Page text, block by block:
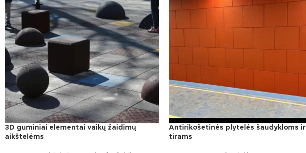
3D guminiai elementai vaikų žaidimų
aikštelėms
Antirikošetinės plytelės šaudykloms ir
tirams